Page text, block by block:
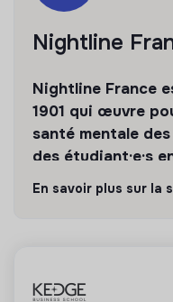
Nightline
Nightline France
1901 qui œuvre
santé mentale
des étudiant·e·s
individuelle et
💡 Structure de
En savoir plus sur la